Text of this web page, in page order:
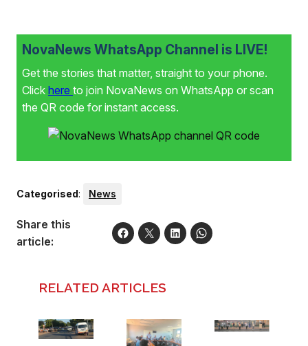
NovaNews WhatsApp Channel is LIVE!
Get the stories that matter, straight to your phone.
Click here to join NovaNews on WhatsApp or scan
the QR code for instant access.
Categorised: News
Share this
article:
RELATED ARTICLES